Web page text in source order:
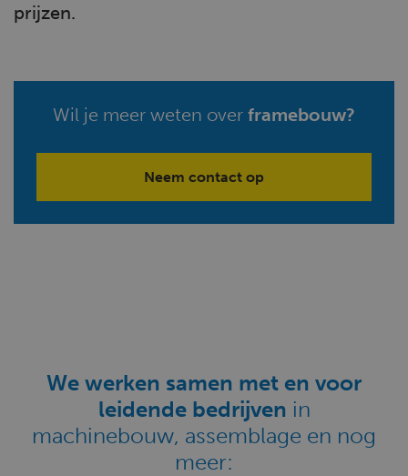
prijzen.
Wil je meer weten over framebouw?
Neem contact op
We werken samen met en voor
leidende bedrijven in
machinebouw, assemblage en nog
meer: